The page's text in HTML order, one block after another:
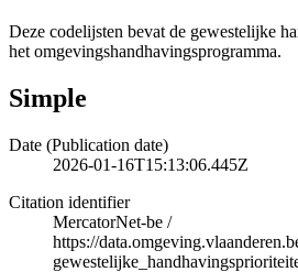
Deze codelijsten bevat de gewestelijke
het omgevingshandhavingsprogramma.
Simple
Date (Publication date)
2026-01-16T15:13:06.445Z
Citation identifier
MercatorNet-be /
https://